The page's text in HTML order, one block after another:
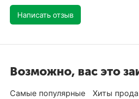
Написать отзыв
Возможно, вас это
Самые популярные Хиты